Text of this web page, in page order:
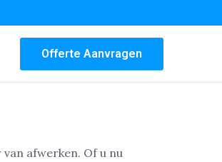
Offerte Aanvragen
afwerken. Of u nu